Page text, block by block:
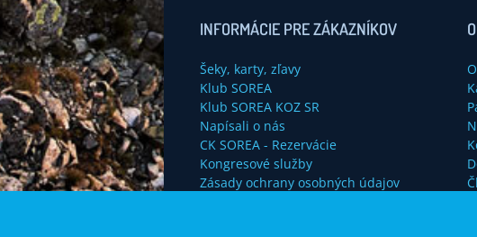
INFORMÁCIE PRE ZÁKAZNÍKOV
Šeky, karty, zľavy
Klub SOREA
Klub SOREA KOZ SR
Napísali o nás
CK SOREA - Rezervácie
Kongresové služby
Zásady ochrany osobných údajov